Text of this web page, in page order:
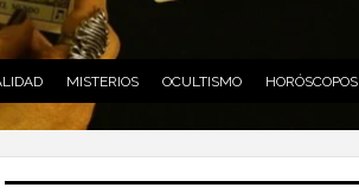
MISTERIOS OCULTISMO HORÓSCOPOS